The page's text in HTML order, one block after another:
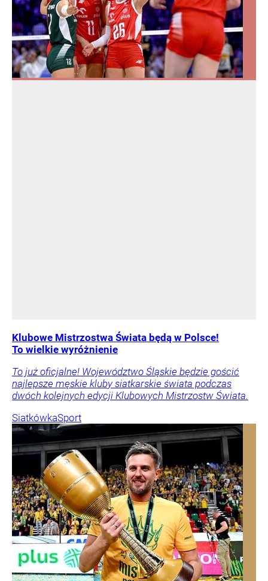
Klubowe Mistrzostwa Świata będą w Polsce!
To wielkie wyróżnienie
To już oficjalne! Województwo Śląskie będzie gościć
najlepsze męskie kluby siatkarskie świata podczas
dwóch kolejnych edycji Klubowych Mistrzostw Świata.
SiatkówkaSport